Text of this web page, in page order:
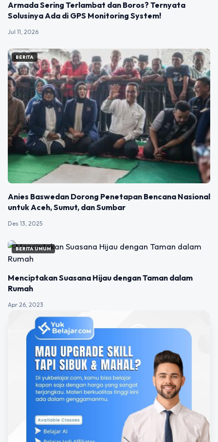
Armada Sering Terlambat dan Boros? Ternyata
Solusinya Ada di GPS Monitoring System!
Jul 11, 2026
BERITA
Anies Baswedan Dorong Penetapan Bencana Nasional
untuk Aceh, Sumut, dan Sumbar
Des 13, 2025
BERITA UMUM
Menciptakan Suasana Hijau dengan Taman dalam
Rumah
Apr 26, 2023